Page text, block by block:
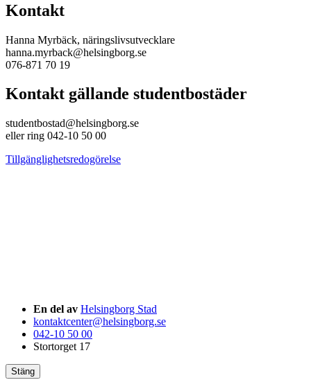
Kontakt
Hanna Myrbäck, näringslivsutvecklare
hanna.myrback@helsingborg.se
076-871 70 19
Kontakt gällande studentbostäder
studentbostad@helsingborg.se
eller ring 042-10 50 00
Tillgänglighetsredogörelse
En del av Helsingborg Stad
kontaktcenter@helsingborg.se
042-10 50 00
Stortorget 17
Stäng